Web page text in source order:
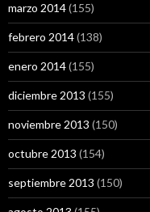
marzo 2014(155)
febrero 2014(138)
enero 2014(155)
diciembre 2013 (155)
noviembre 2013 (150)
octubre 2013 (154)
septiembre 2013 (150)